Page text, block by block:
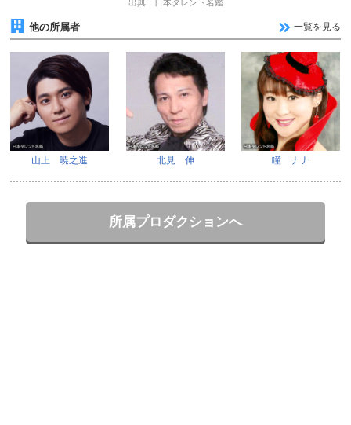
出典：日本タレント名鑑
他の所属者 一覧を見る
山上 暁之進 北見 伸 瞳 ナナ
所属プロダクションへ